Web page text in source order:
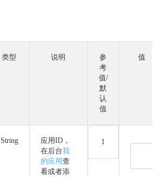
类型 说明
参
考
值/
默
认
值
值
String
应用ID，
在后台我
的应用查
看或者添
1